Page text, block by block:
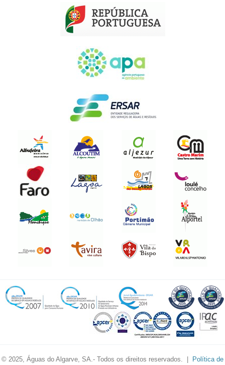
© 2025, Águas do Algarve, SA.- Todos os direitos reservados. | Política de